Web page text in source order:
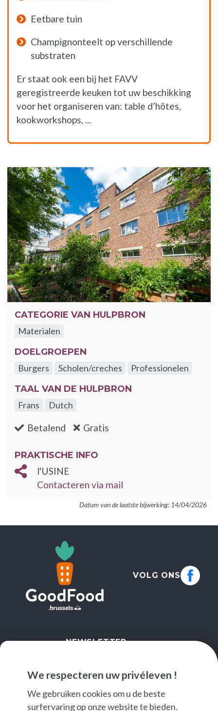
We respecteren uw privéleven !
We gebruiken cookies om u de beste
surfervaring op onze website te bieden.
Eetbare tuin
Champignonteelt op verschillende
substraten
Er staat ook een bij het FAVV
geregistreerde keuken tot uw beschikking
voor het organiseren van: table d’hôtes,
kookworkshops, ...
CATEGORIE VAN HULPBRON
Materialen
DOELGROEPEN
Burgers
Scholen/creches
Professionelen
TAAL VAN DE HULPBRON
Frans
Dutch
Betalend :nee Gratis
PRAKTISCHE INFO
l'USINE
Contacteren via mail
Datum van de laatste bijwerking: 14/04/2026
VOLG ONS
NEWSLETTER